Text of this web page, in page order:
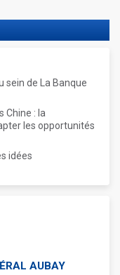
sein de La Banque
Chine : la
les opportunités
idées
AUBAY